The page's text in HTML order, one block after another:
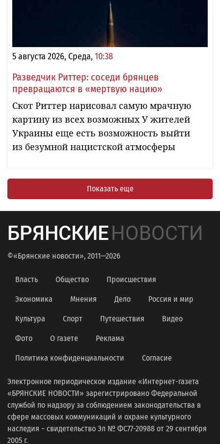
5 августа 2026, Среда, 10:38
Разведчик Риттер: соседи брянцев
превращаются в «мертвую нацию»
Скот Риттер нарисовал самую мрачную
картину из всех возможных У жителей
Украины еще есть возможность выйти
из безумной нацистской атмосферы
Показать еще
БРЯНСКИЕНОВОСТИ
©«Брянские новости», 2011—2026
Власть Общество Происшествия
Экономика Мнения Дело Россия и мир
Культура Спорт Путешествия Видео
Фото О газете Реклама
Политика конфиденциальности Согласие
Электронное периодическое издание «Интернет-газета
«БРЯНСКИЕ НОВОСТИ» зарегистрировано Федеральной
службой по надзору за соблюдением законодательства в
сфере массовых коммуникаций и охране культурного
наследия − свидетельство Эл № ФС77-20988 от 29 сентября
2005 г.